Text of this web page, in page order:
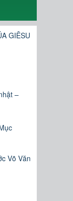
GIÊSU
–
Võ Văn